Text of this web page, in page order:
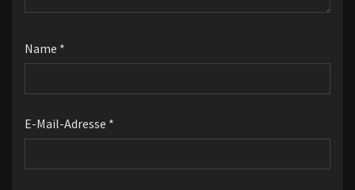
Name *
E-Mail-Adresse *